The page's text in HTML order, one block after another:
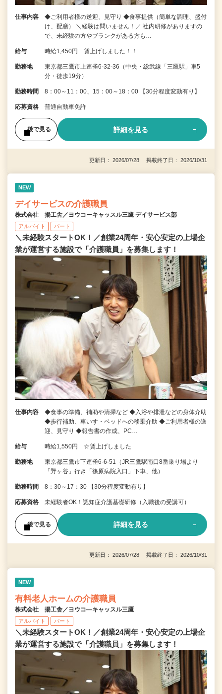
仕事内容
◆ご利用者様の送迎、見守り ◆食事提供（簡単な調理、盛付
け、配膳） ＼経験は問いません！／ 社内研修がありますの
で、未経験の方やブランクがある方も…
給与 時給1,450円 賃上げしました！！
勤務地
東京都三鷹市上連雀6-32-36（中央・総武線「三鷹駅」車5
分・徒歩19分）
勤務時間 8：00～11：00、15：00～18：00 【30分程度変動有り】
応募資格 普通自動車免許
後で見る 詳細を見る
更新日： 2026/07/28 掲載終了日： 2026/10/31
NEW
デイサービスの介護職員
株式会社 揚工舎／ヨウコーキャッスル三鷹 デイサービス部
アルバイト パート
＼未経験スタートOK！／創業24周年・安心安定の上場企
業が運営する施設で「介護職員」を募集します！
仕事内容
◆食事の準備、補助や清掃など ◆入浴や排泄などの身体介助
◆歩行補助、車いす・ベッドへの移乗介助 ◆ご利用者様の送
迎、見守り ◆報告書の作成、PC…
給与 時給1,550円 ☆賃上げしました
勤務地
東京都三鷹市下連雀6-6-51（JR三鷹駅南口8番乗り場より
「野ヶ谷」行き「篠原病院入口」下車、他）
勤務時間 8：30～17：30 【30分程度変動有り】
応募資格 未経験者OK！認知症介護基礎研修（入職後の受講可）
後で見る 詳細を見る
更新日： 2026/07/28 掲載終了日： 2026/10/31
NEW
有料老人ホームの介護職員
株式会社 揚工舎／ヨウコ―キャッスル三鷹
アルバイト パート
＼未経験スタートOK！／創業24周年・安心安定の上場企
業が運営する施設で「介護職員」を募集します！